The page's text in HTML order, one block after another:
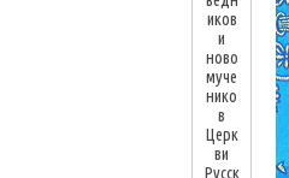
иков
и
ново
муче
нико
в
Церк
ви
Русск